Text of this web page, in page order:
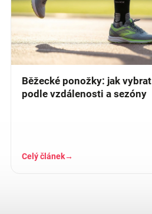
Běžecké ponožky: jak vybrat
podle vzdálenosti a sezóny
Celý článek→